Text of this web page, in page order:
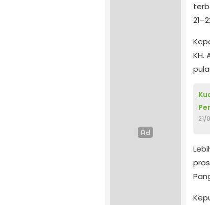
KH.
21/